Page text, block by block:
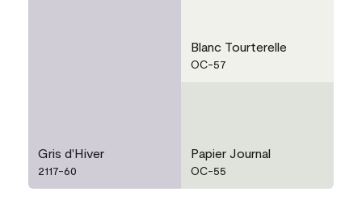
Gris d'Hiver
2117-60
Blanc Tourterelle
OC-57
Papier Journal
OC-55